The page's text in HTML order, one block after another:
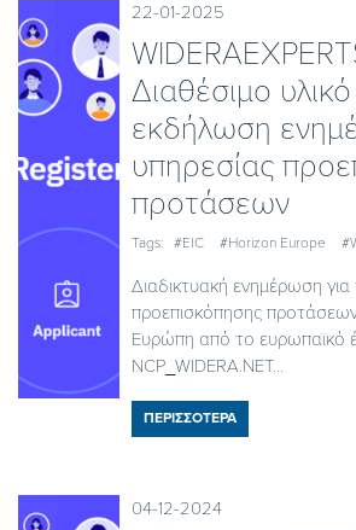
22-01-2025
Διαθέσιμο
εκδήλωση
υπηρεσίας
προτάσεων
Tags: #EIC #Horizon Europe
Διαδικτυακή ενημέρωση για
προεπισκόπησης
Ευρώπη από το ευρωπαϊκό
NCP_WIDERA.NET...
ΠΕΡΙΣΣΟΤΕΡΑ
04-12-2024